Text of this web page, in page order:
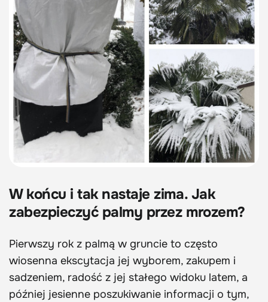
W końcu i tak nastaje zima. Jak
zabezpieczyć palmy przez mrozem?
Pierwszy rok z palmą w gruncie to często
wiosenna ekscytacja jej wyborem, zakupem i
sadzeniem, radość z jej stałego widoku latem, a
później jesienne poszukiwanie informacji o tym,